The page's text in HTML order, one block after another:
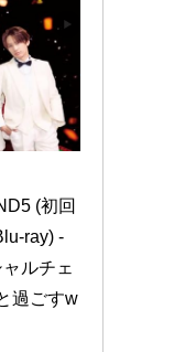
(初回
ray) -
ルチェ
過ごすw